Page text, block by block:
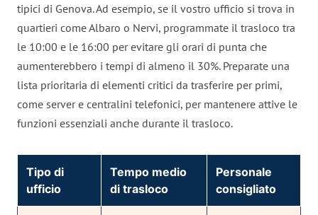
tipici di Genova. Ad esempio, se il vostro ufficio si trova in
quartieri come Albaro o Nervi, programmate il trasloco tra
le 10:00 e le 16:00 per evitare gli orari di punta che
aumenterebbero i tempi di almeno il 30%. Preparate una
lista prioritaria di elementi critici da trasferire per primi,
come server e centralini telefonici, per mantenere attive le
funzioni essenziali anche durante il trasloco.
Tipo di
ufficio
Tempo medio
di trasloco
Personale
consigliato